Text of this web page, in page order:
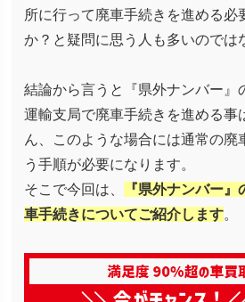
所に行って廃車手続きを進める必
か？と疑問に思う人も多いのでは
結論から言うと『県外ナンバー』
運輸支局で廃車手続きを進める事
ん、このような場合には通常の廃
う手順が必要になります。
そこで今回は、
『県外ナンバー
車手続きについてご紹介します。